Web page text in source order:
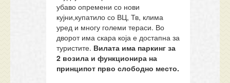
убаво опремени со нови
кујни,купатило со ВЦ, Тв, клима
уред и многу големи тераси. Во
дворот има скара која е достапна за
туристите. Вилата има паркинг за
2 возила и функционира на
принципот прво слободно место.